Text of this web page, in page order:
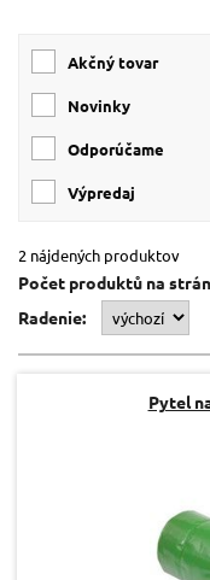
Akčný tovar
Novinky
Odporúčame
Výpredaj
2 nájdených produktov
Počet produktů na
Radenie:
Pytel